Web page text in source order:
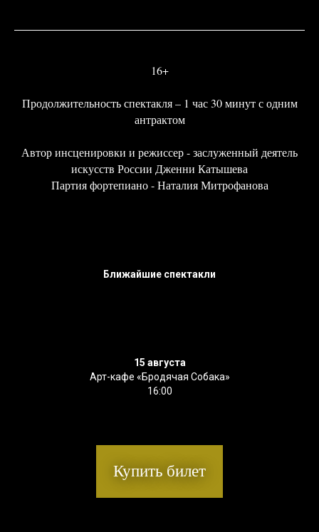
16+
Продолжительность спектакля – 1 час 30 минут с одним
антрактом
Автор инсценировки и режиссер - заслуженный деятель
искусств России Дженни Катышева
Партия фортепиано - Наталия Митрофанова
Ближайшие спектакли
15 августа
Арт-кафе «Бродячая Собака»
16:00
Купить билет